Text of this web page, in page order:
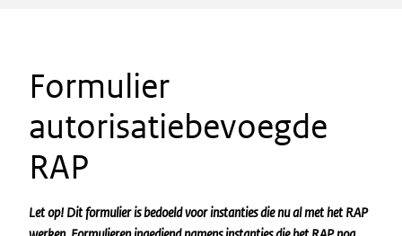
Formulier
autorisatiebevoegde
RAP
Let op! Dit formulier is bedoeld voor instanties die nu al met het RAP